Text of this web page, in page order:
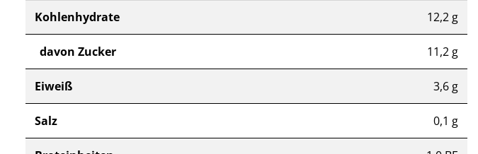
Kohlenhydrate 12,2 g
davon Zucker 11,2 g
Eiweiß 3,6 g
Salz 0,1 g